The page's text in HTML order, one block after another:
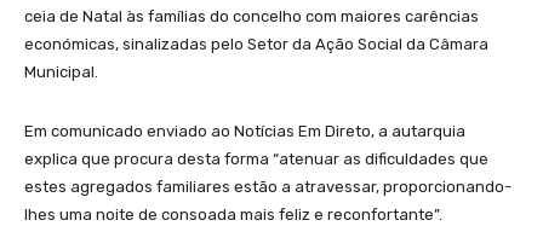
ceia de Natal às famílias do concelho com maiores carências
económicas, sinalizadas pelo Setor da Ação Social da Câmara
Municipal.
Em comunicado enviado ao Notícias Em Direto, a autarquia
explica que procura desta forma “atenuar as dificuldades que
estes agregados familiares estão a atravessar, proporcionando-
lhes uma noite de consoada mais feliz e reconfortante”.